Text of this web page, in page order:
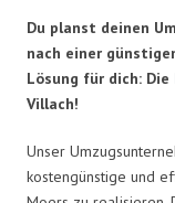
Du planst deinen
nach einer
Lösung für dich: Die
Villach!
Unser
kostengünstige und